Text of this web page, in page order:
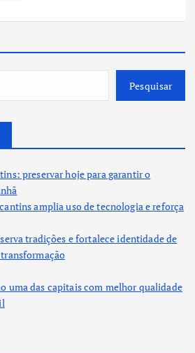
Pesquisar
preservar hoje para garantir o
amplia uso de tecnologia e reforça
tradições e fortalece identidade de
uma das capitais com melhor qualidade